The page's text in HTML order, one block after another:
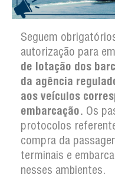
Seguem
autorização para
de lotação dos
da agência
aos veículos
embarcação. Os
protocolos
compra da
terminais e
nesses ambientes.